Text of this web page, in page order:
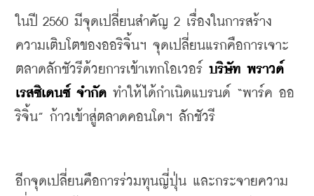
ในปี 2560 มีจุดเปลี่ยนสำคัญ 2 เรื่องในการสร้าง
ความเติบโตของออริจิ้นฯ จุดเปลี่ยนแรกคือการเจาะ
ตลาดลักชัวรีด้วยการเข้าเทกโอเวอร์ บริษัท พราวด์
เรสซิเดนซ์ จำกัด ทำให้ได้กำเนิดแบรนด์ “พาร์ค ออ
ริจิ้น” ก้าวเข้าสู่ตลาดคอนโดฯ ลักชัวรี
อีกจุดเปลี่ยนคือการร่วมทุนญี่ปุ่น และกระจายความ